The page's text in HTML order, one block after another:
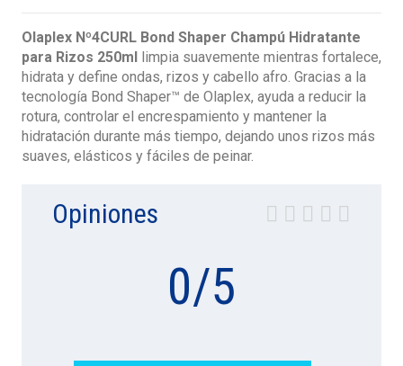
Olaplex Nº4CURL Bond Shaper Champú Hidratante
para Rizos 250ml limpia suavemente mientras fortalece,
hidrata y define ondas, rizos y cabello afro. Gracias a la
tecnología Bond Shaper™ de Olaplex, ayuda a reducir la
rotura, controlar el encrespamiento y mantener la
hidratación durante más tiempo, dejando unos rizos más
suaves, elásticos y fáciles de peinar.
Opiniones
0/5